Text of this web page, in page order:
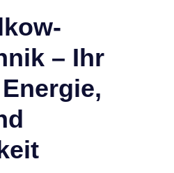
– Ihr